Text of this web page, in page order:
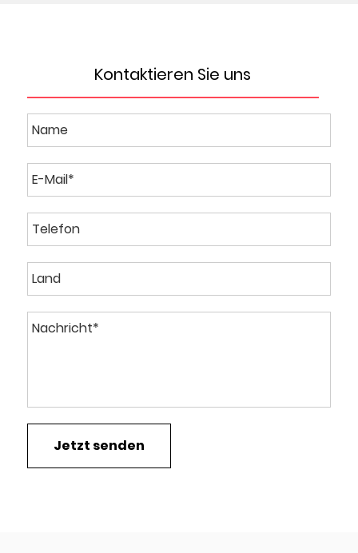
Kontaktieren Sie uns